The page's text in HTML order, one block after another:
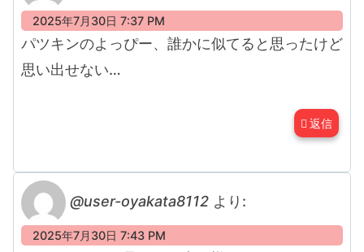
2025年7月30日 7:37 PM
パツキンのよっぴー、誰かに似てると思ったけど
思い出せない…
返信
@user-oyakata8112 より:
2025年7月30日 7:43 PM